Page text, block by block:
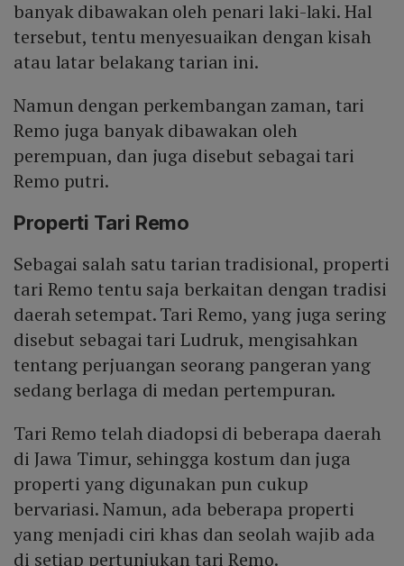
banyak dibawakan oleh penari laki-laki. Hal
tersebut, tentu menyesuaikan dengan kisah
atau latar belakang tarian ini.
Namun dengan perkembangan zaman, tari
Remo juga banyak dibawakan oleh
perempuan, dan juga disebut sebagai tari
Remo putri.
Properti Tari Remo
Sebagai salah satu tarian tradisional, properti
tari Remo tentu saja berkaitan dengan tradisi
daerah setempat. Tari Remo, yang juga sering
disebut sebagai tari Ludruk, mengisahkan
tentang perjuangan seorang pangeran yang
sedang berlaga di medan pertempuran.
Tari Remo telah diadopsi di beberapa daerah
di Jawa Timur, sehingga kostum dan juga
properti yang digunakan pun cukup
bervariasi. Namun, ada beberapa properti
yang menjadi ciri khas dan seolah wajib ada
di setiap pertunjukan tari Remo.